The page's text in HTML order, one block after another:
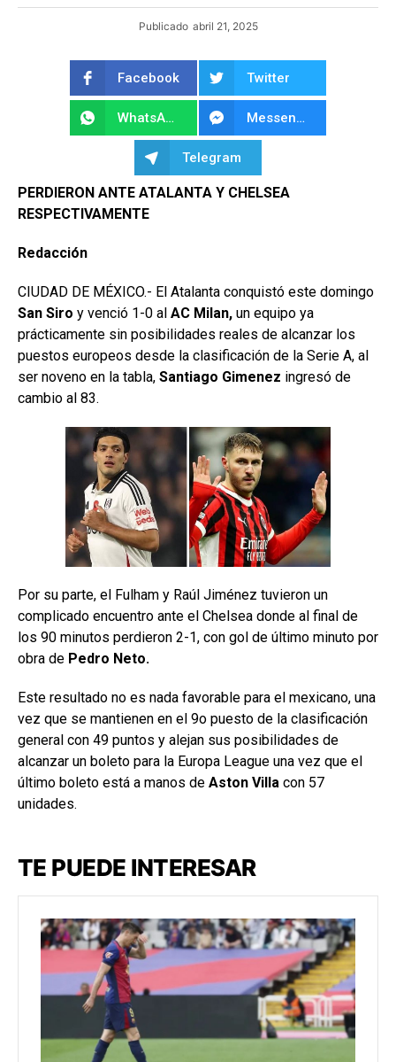
Publicado abril 21, 2025
Facebook Twitter
WhatsApp Messenger
Telegram
PERDIERON ANTE ATALANTA Y CHELSEA
RESPECTIVAMENTE
Redacción
CIUDAD DE MÉXICO.- El Atalanta conquistó este domingo
San Siro y venció 1-0 al AC Milan, un equipo ya
prácticamente sin posibilidades reales de alcanzar los
puestos europeos desde la clasificación de la Serie A, al
ser noveno en la tabla, Santiago Gimenez ingresó de
cambio al 83.
Por su parte, el Fulham y Raúl Jiménez tuvieron un
complicado encuentro ante el Chelsea donde al final de
los 90 minutos perdieron 2-1, con gol de último minuto por
obra de Pedro Neto.
Este resultado no es nada favorable para el mexicano, una
vez que se mantienen en el 9o puesto de la clasificación
general con 49 puntos y alejan sus posibilidades de
alcanzar un boleto para la Europa League una vez que el
último boleto está a manos de Aston Villa con 57
unidades.
TE PUEDE INTERESAR